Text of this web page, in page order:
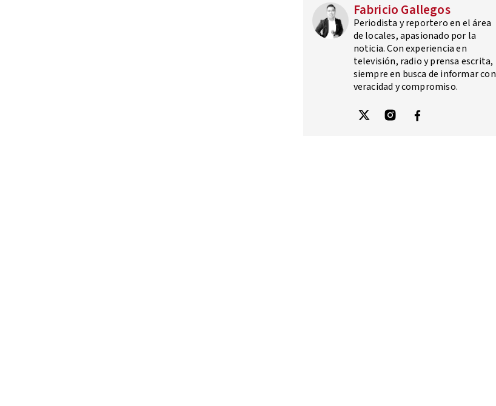
Fabricio Gallegos
Periodista y reportero en el área
de locales, apasionado por la
noticia. Con experiencia en
televisión, radio y prensa escrita,
siempre en busca de informar con
veracidad y compromiso.